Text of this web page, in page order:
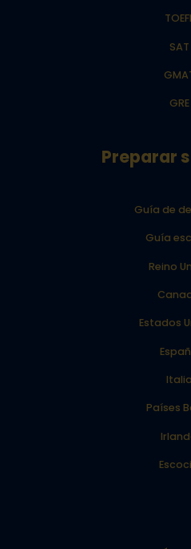
SAT
GRE
Preparar
Guía de
Guía
Reino
Estados
Italia
Países